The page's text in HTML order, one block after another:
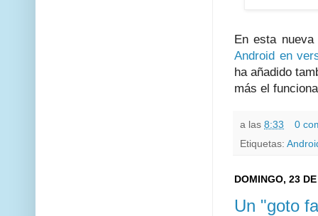
En esta
Android en
ha añadido
más el
a las 8:33
0
Etiquetas:
DOMINGO, 23
Un "goto